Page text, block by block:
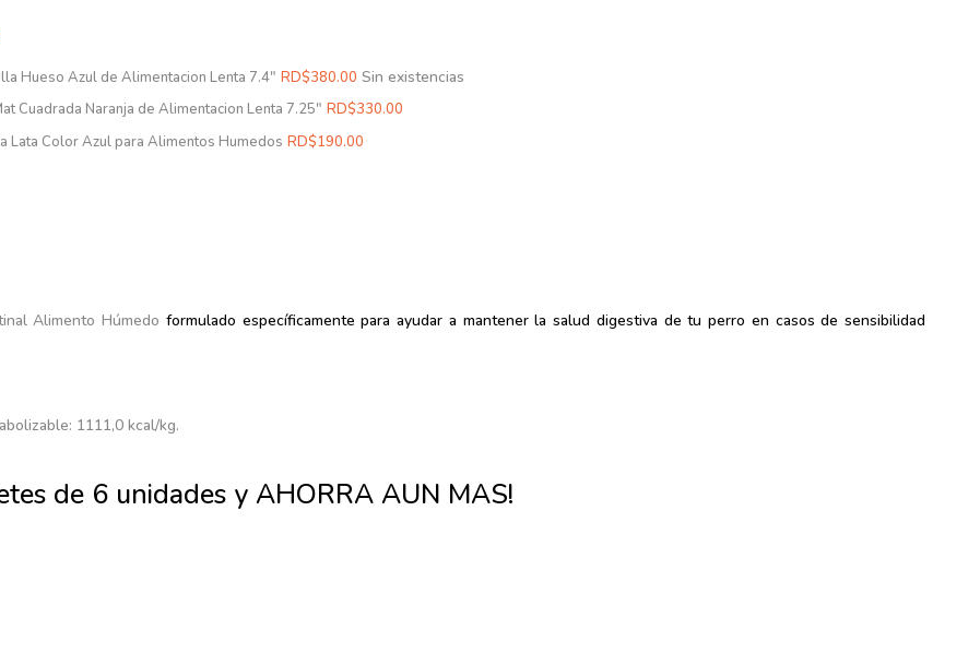
Hueso Azul de Alimentacion Lenta 7.4″ RD$380.00 Sin existencias
Cuadrada Naranja de Alimentacion Lenta 7.25″ RD$330.00
Lata Color Azul para Alimentos Humedos RD$190.00
Alimento Húmedo formulado específicamente para ayudar a mantener la salud digestiva de tu perro en casos de sensibilidad
1111,0 kcal/kg.
de 6 unidades y AHORRA AUN MAS!